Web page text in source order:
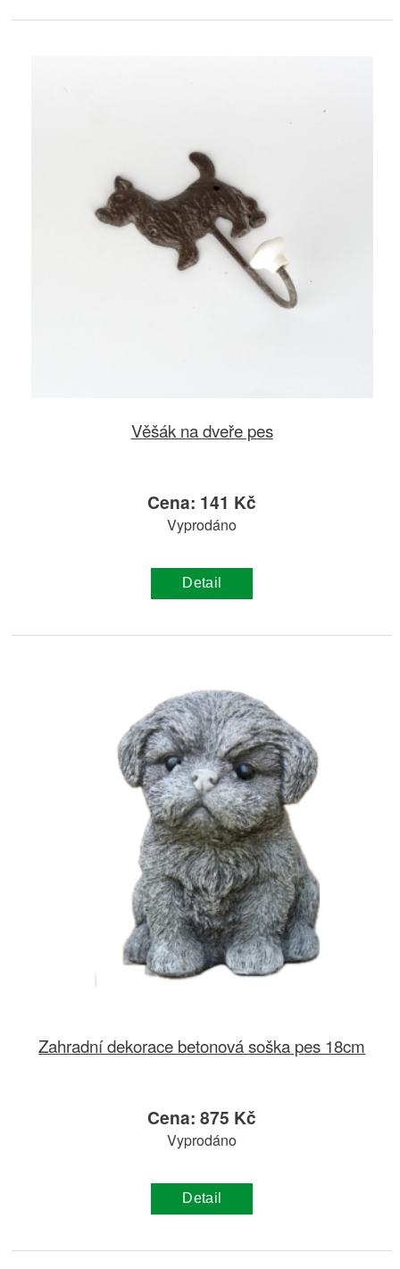
Věšák na dveře pes
Cena: 141 Kč
Vyprodáno
Detail
Zahradní dekorace betonová soška pes 18cm
Cena: 875 Kč
Vyprodáno
Detail